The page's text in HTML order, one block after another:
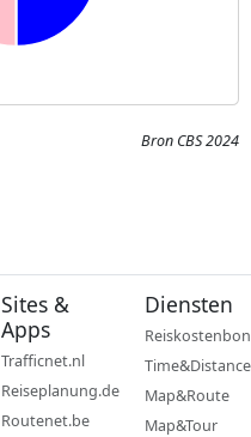
Bron CBS 2024
Sites &
Apps
Trafficnet.nl
Reiseplanung.de
Routenet.be
Diensten
Reiskostenbon
Time&Distance
Map&Route
Map&Tour